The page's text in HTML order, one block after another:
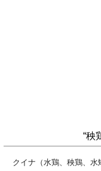
“秧
クイナ（水鶏、秧鶏、